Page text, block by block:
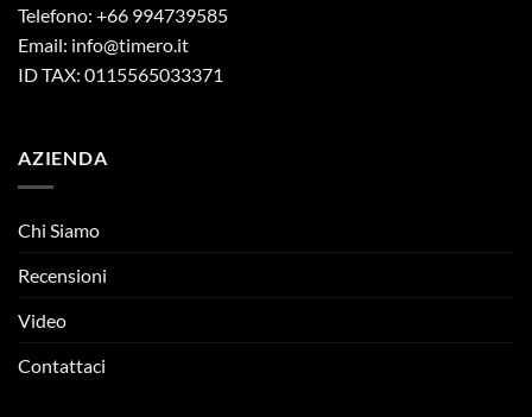
Telefono: +66 994739585
Email: info@timero.it
ID TAX: 0115565033371
AZIENDA
Chi Siamo
Recensioni
Video
Contattaci